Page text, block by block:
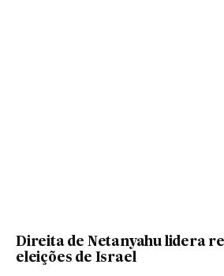
Direita de Netanyahu lidera
eleições de Israel